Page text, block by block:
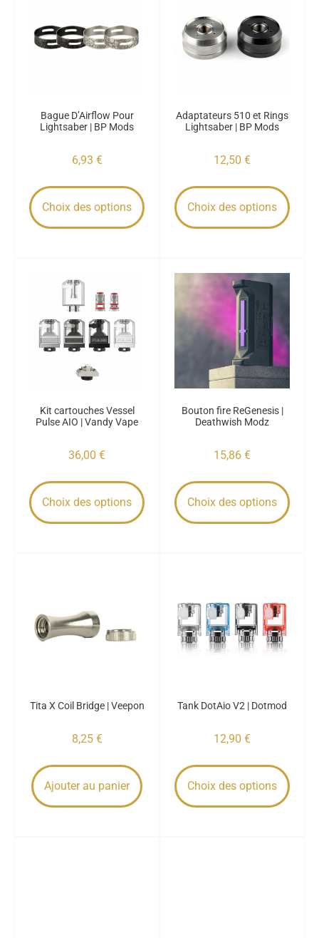
Bague D’Airflow Pour
Lightsaber | BP Mods
6,93 €
Choix des options
Adaptateurs 510 et Rings
Lightsaber | BP Mods
12,50 €
Choix des options
Kit cartouches Vessel
Pulse AIO | Vandy Vape
36,00 €
Choix des options
Bouton fire ReGenesis |
Deathwish Modz
15,86 €
Choix des options
Tita X Coil Bridge | Veepon
8,25 €
Ajouter au panier
Tank DotAio V2 | Dotmod
12,90 €
Choix des options